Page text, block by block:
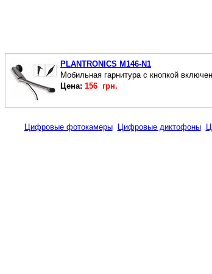
PLANTRONICS M146-N1
Мобильная гарнитура с кнопкой
Цена: 156 грн.
Цифровые фотокамеры Цифровые диктофоны